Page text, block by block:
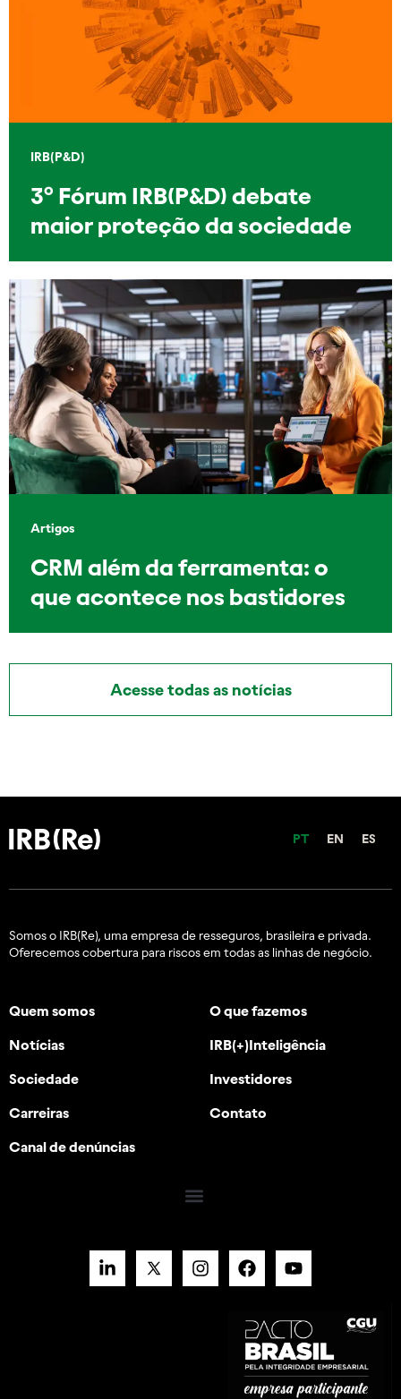
IRB(P&D)
3º Fórum IRB(P&D) debate
maior proteção da sociedade
Artigos
CRM além da ferramenta: o
que acontece nos bastidores
Acesse todas as notícias
PT EN ES
Somos o IRB(Re), uma empresa de resseguros, brasileira e privada.
Oferecemos cobertura para riscos em todas as linhas de negócio.
Quem somos O que fazemos
Notícias IRB(+)Inteligência
Sociedade Investidores
Carreiras Contato
Canal de denúncias